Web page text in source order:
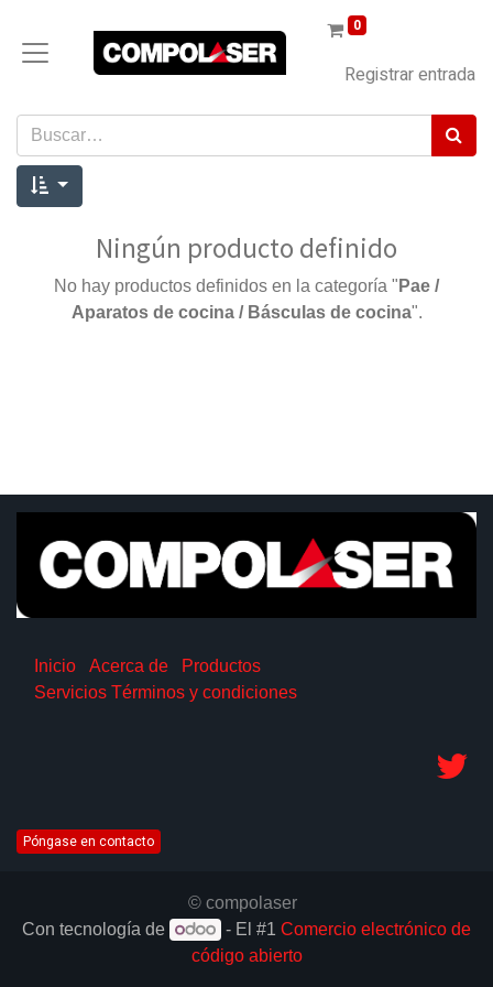
0
Registrar entrada
Ningún producto definido
No hay productos definidos en la categoría " Pae /
Aparatos de cocina / Básculas de cocina".
Inicio Acerca de
Productos
Servicios Términos y condiciones
Póngase en contacto
© compolaser
Con tecnología de
- El #1 Comercio electrónico de
código abierto